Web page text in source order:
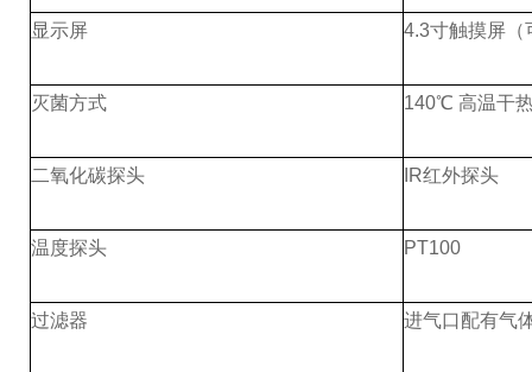
显示屏 4.3寸触摸屏（
灭菌方式 140℃ 高温干
二氧化碳探头 IR红外探头
温度探头 PT100
过滤器 进气口配有气